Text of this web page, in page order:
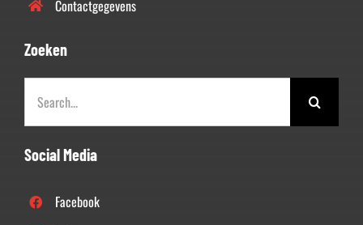
Contactgegevens
Zoeken
naar:
Social Media
Facebook